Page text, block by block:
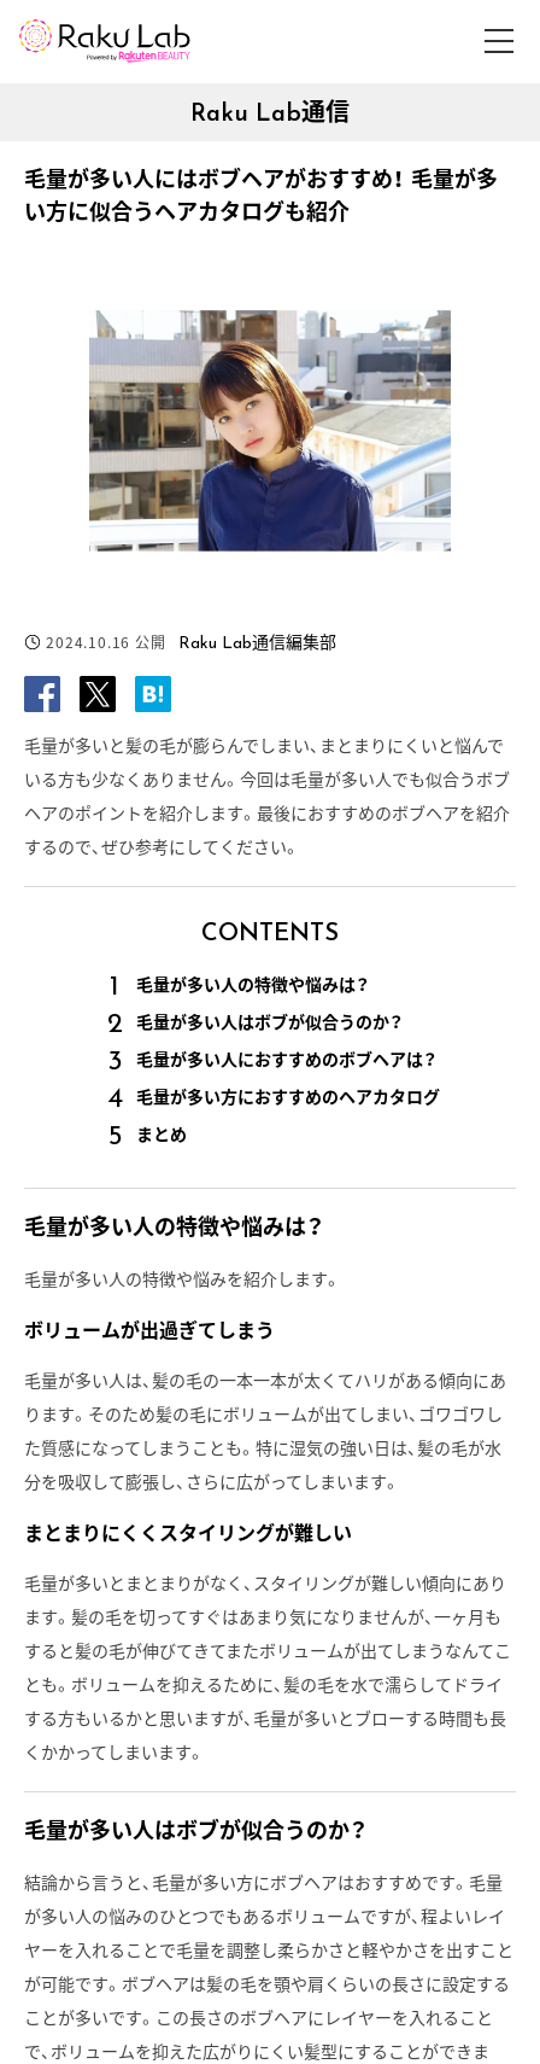
Raku Lab通信
毛量が多い人にはボブヘアがおすすめ！ 毛量が多
い方に似合うヘアカタログも紹介
2024.10.16 公開 Raku Lab通信編集部
毛量が多いと髪の毛が膨らんでしまい、まとまりにくいと悩んで
いる方も少なくありません。今回は毛量が多い人でも似合うボブ
ヘアのポイントを紹介します。最後におすすめのボブヘアを紹介
するので、ぜひ参考にしてください。
CONTENTS
毛量が多い人の特徴や悩みは？
毛量が多い人はボブが似合うのか？
毛量が多い人におすすめのボブヘアは？
毛量が多い方におすすめのヘアカタログ
まとめ
毛量が多い人の特徴や悩みは？
毛量が多い人の特徴や悩みを紹介します。
ボリュームが出過ぎてしまう
毛量が多い人は、髪の毛の一本一本が太くてハリがある傾向にあ
ります。そのため髪の毛にボリュームが出てしまい、ゴワゴワし
た質感になってしまうことも。特に湿気の強い日は、髪の毛が水
分を吸収して膨張し、さらに広がってしまいます。
まとまりにくくスタイリングが難しい
毛量が多いとまとまりがなく、スタイリングが難しい傾向にあり
ます。髪の毛を切ってすぐはあまり気になりませんが、一ヶ月も
すると髪の毛が伸びてきてまたボリュームが出てしまうなんてこ
とも。ボリュームを抑えるために、髪の毛を水で濡らしてドライ
する方もいるかと思いますが、毛量が多いとブローする時間も長
くかかってしまいます。
毛量が多い人はボブが似合うのか？
結論から言うと、毛量が多い方にボブヘアはおすすめです。毛量
が多い人の悩みのひとつでもあるボリュームですが、程よいレイ
ヤーを入れることで毛量を調整し柔らかさと軽やかさを出すこと
が可能です。ボブヘアは髪の毛を顎や肩くらいの長さに設定する
ことが多いです。この長さのボブヘアにレイヤーを入れること
で、ボリュームを抑えた広がりにくい髪型にすることができま